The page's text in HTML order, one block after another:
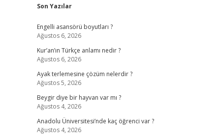
Sidebar
Son Yazılar
Engelli asansörü boyutları ?
Ağustos 6, 2026
Kur’an’ın Türkçe anlamı nedir ?
Ağustos 6, 2026
Ayak terlemesine çözüm nelerdir ?
Ağustos 5, 2026
Beygir diye bir hayvan var mı ?
Ağustos 4, 2026
Anadolu Üniversitesi’nde kaç öğrenci var ?
Ağustos 4, 2026